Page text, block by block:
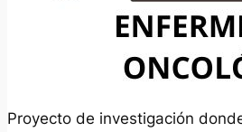
Proyecto de investigación